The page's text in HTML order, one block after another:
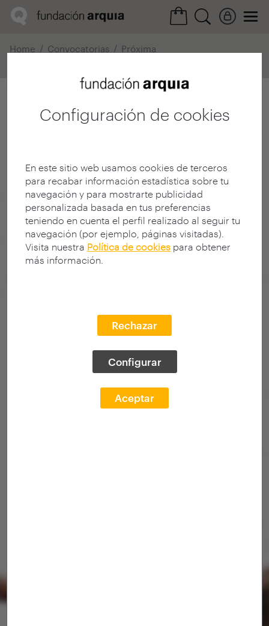
Configuración de cookies
En este sitio web usamos cookies de terceros
para recabar información estadística sobre tu
navegación y para mostrarte publicidad
personalizada basada en tus preferencias
teniendo en cuenta el perfil realizado al seguir tu
navegación (por ejemplo, páginas visitadas).
Visita nuestra Política de cookies para obtener
más información.
Rechazar
Configurar
Aceptar
Home Convocatorias
Próxima